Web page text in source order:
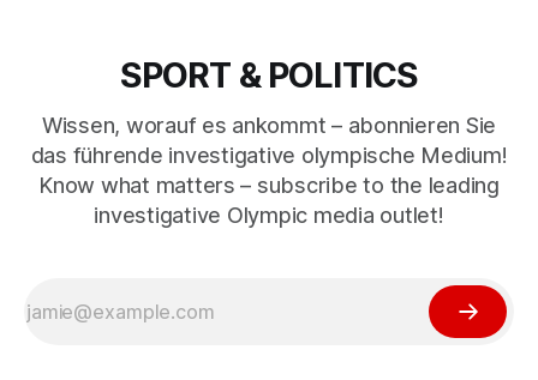
SPORT & POLITICS
Wissen, worauf es ankommt – abonnieren Sie
das führende investigative olympische Medium!
Know what matters – subscribe to the leading
investigative Olympic media outlet!